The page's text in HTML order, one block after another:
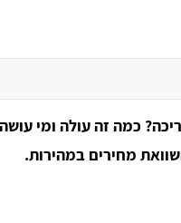
כמה זה עולה ומי
מחירים במהירות.